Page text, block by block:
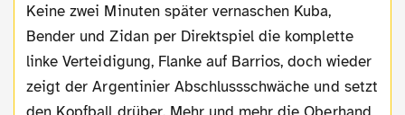
Keine zwei Minuten später vernaschen Kuba,
Bender und Zidan per Direktspiel die komplette
linke Verteidigung, Flanke auf Barrios, doch wieder
zeigt der Argentinier Abschlussschwäche und setzt